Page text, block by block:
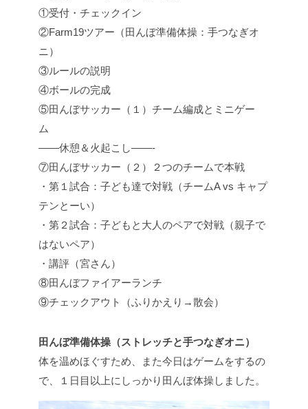
①受付・チェックイン
②Farm19ツアー（田んぼ準備体操：手つなぎオ
ニ）
③ルールの説明
④ボールの完成
⑤田んぼサッカー（１）チーム編成とミニゲー
ム
——休憩＆火起こし——-
⑦田んぼサッカー（２）２つのチームで本戦
・第１試合：子ども達で対戦（チームA vs キャプ
テンとーい）
・第２試合：子どもと大人のペアで対戦（親子で
はないペア）
・講評（宮さん）
⑧田んぼファイアーランチ
⑨チェックアウト（ふりかえり→散会）
田んぼ準備体操（ストレッチと手つなぎオニ）
体を温めほぐすため、また今日はゲームをするの
で、１日目以上にしっかり田んぼ体操しました。